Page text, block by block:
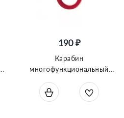
190 ₽
Карабин
многофункциональный
Naturehike NH20GS004 S-
Type 9 см, 1шт